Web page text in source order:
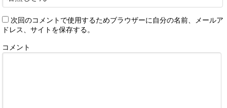
次回のコメントで使用するためブラウザーに自分の名前、メールア
ドレス、サイトを保存する。
コメント